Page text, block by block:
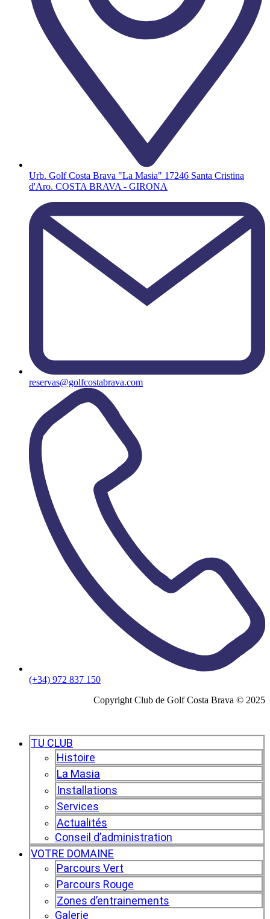
Urb. Golf Costa Brava "La Masia" 17246 Santa Cristina
d'Aro. COSTA BRAVA - GIRONA
reservas@golfcostabrava.com
(+34) 972 837 150
Copyright Club de Golf Costa Brava © 2025
TU CLUB
Histoire
La Masia
Installations
Services
Actualités
Conseil d’administration
VOTRE DOMAINE
Parcours Vert
Parcours Rouge
Zones d’entrainements
Galerie